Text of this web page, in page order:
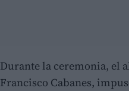
Durante la ceremonia, el
Francisco Cabanes,